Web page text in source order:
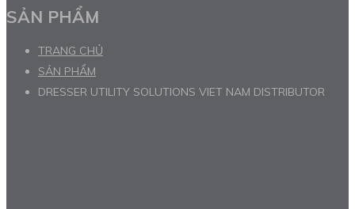
SẢN PHẨM
TRANG CHỦ
SẢN PHẨM
DRESSER UTILITY SOLUTIONS VIET NAM DISTRIBUTOR